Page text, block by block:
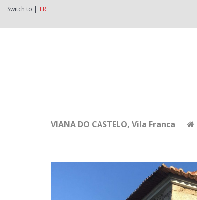
Switch to | FR
VIANA DO CASTELO, Vila Franca